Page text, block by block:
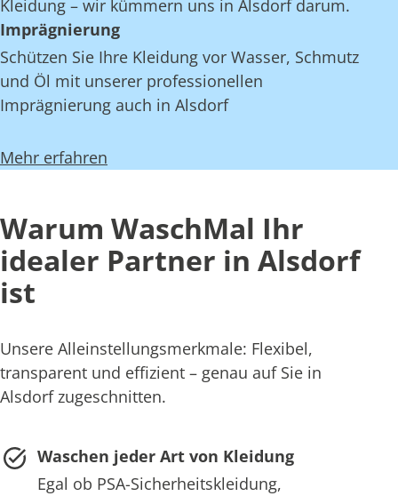
Kleidung – wir kümmern uns in Alsdorf darum.
Imprägnierung
Schützen Sie Ihre Kleidung vor Wasser, Schmutz
und Öl mit unserer professionellen
Imprägnierung auch in Alsdorf
Mehr erfahren
Warum WaschMal Ihr
idealer Partner in Alsdorf
ist
Unsere Alleinstellungsmerkmale: Flexibel,
transparent und effizient – genau auf Sie in
Alsdorf zugeschnitten.
Waschen jeder Art von Kleidung
Egal ob PSA-Sicherheitskleidung,